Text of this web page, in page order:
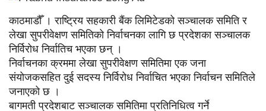
काठमाडौँ । राष्ट्रिय सहकारी बैंक लिमिटेडको सञ्चालक समिति र
लेखा सुपरीवेक्षण समितिको निर्वाचनका लागि छ प्रदेशका सञ्चालक
निर्विरोध निर्वातिच भएका छन् ।
निर्वाचनका क्रममा लेखा सुपरीवेक्षण समितिमा एक जना
संयोजकसहित दुई सदस्य निर्विरोध निर्वाचित भएका निर्वाचन समितिले
जनाएको छ ।
बागमती प्रदेशबाट सञ्चालक समितिमा प्रतिनिधित्व गर्ने